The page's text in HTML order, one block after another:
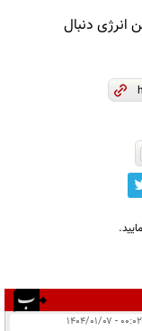
انرژی دنبال
۰۰:۰۲ - ۱۴۰۴/۰۱/۰۷